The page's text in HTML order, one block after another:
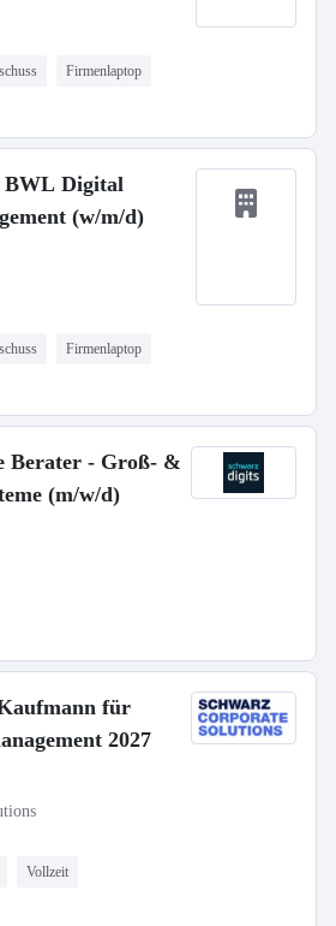
Firmenlaptop
BWL Digital
(w/m/d)
Firmenlaptop
Berater - Groß- &
(m/w/d)
für
2027
Vollzeit